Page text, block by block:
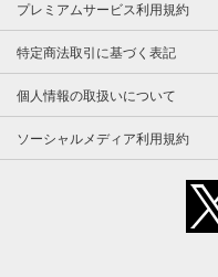
プレミアムサービス利用規約
特定商法取引に基づく表記
個人情報の取扱いについて
ソーシャルメディア利用規約